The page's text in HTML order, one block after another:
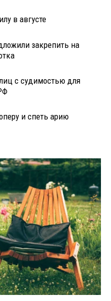
в августе
закрепить на
с судимостью для
и спеть арию